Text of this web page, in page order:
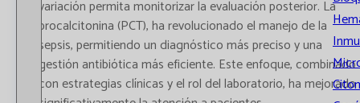
variación permita monitorizar la evaluación posterior. La
procalcitonina (PCT), ha revolucionado el manejo de la
sepsis, permitiendo un diagnóstico más preciso y una
gestión antibiótica más eficiente. Este enfoque, combinado
con estrategias clínicas y el rol del laboratorio, ha mejorado